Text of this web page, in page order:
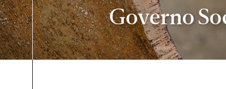
Governo